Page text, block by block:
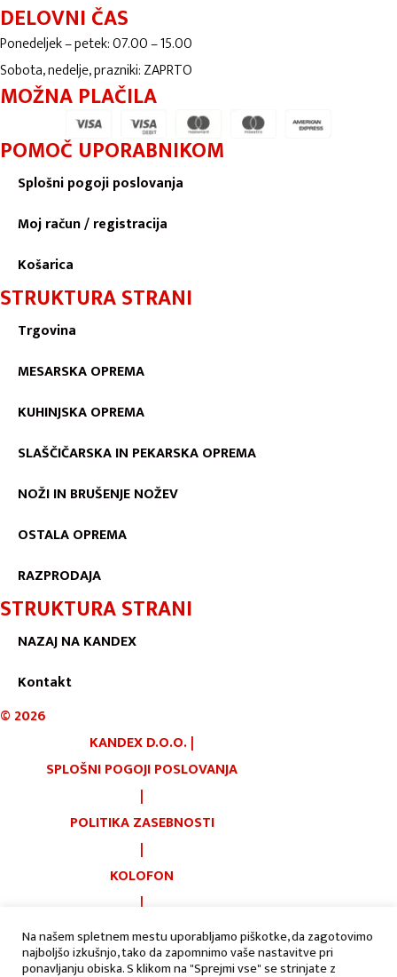
DELOVNI ČAS
Ponedeljek – petek: 07.00 – 15.00
Sobota, nedelje, prazniki: ZAPRTO
MOŽNA PLAČILA
POMOČ UPORABNIKOM
Splošni pogoji poslovanja
Moj račun / registracija
Košarica
STRUKTURA STRANI
Trgovina
MESARSKA OPREMA
KUHINJSKA OPREMA
SLAŠČIČARSKA IN PEKARSKA OPREMA
NOŽI IN BRUŠENJE NOŽEV
OSTALA OPREMA
RAZPRODAJA
STRUKTURA STRANI
NAZAJ NA KANDEX
Kontakt
©2026
KANDEX D.O.O.|
SPLOŠNI POGOJI POSLOVANJA
|
POLITIKA ZASEBNOSTI
|
KOLOFON
|
PIŠKOTKI
AVTORJI:
Na našem spletnem mestu uporabljamo piškotke, da zagotovimo
najboljšo izkušnjo, tako da zapomnimo vaše nastavitve pri
ponavljanju obiska. S klikom na "Sprejmi vse" se strinjate z